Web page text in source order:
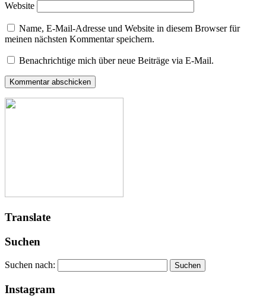
Website
Name, E-Mail-Adresse und Website in diesem Browser für
meinen nächsten Kommentar speichern.
Benachrichtige mich über neue Beiträge via E-Mail.
Translate
Suchen
Suchen nach:
Instagram